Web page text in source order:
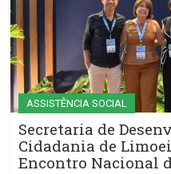
ASSISTÊNCIA SOCIAL
Secretaria de
Cidadania de
Encontro Nacional